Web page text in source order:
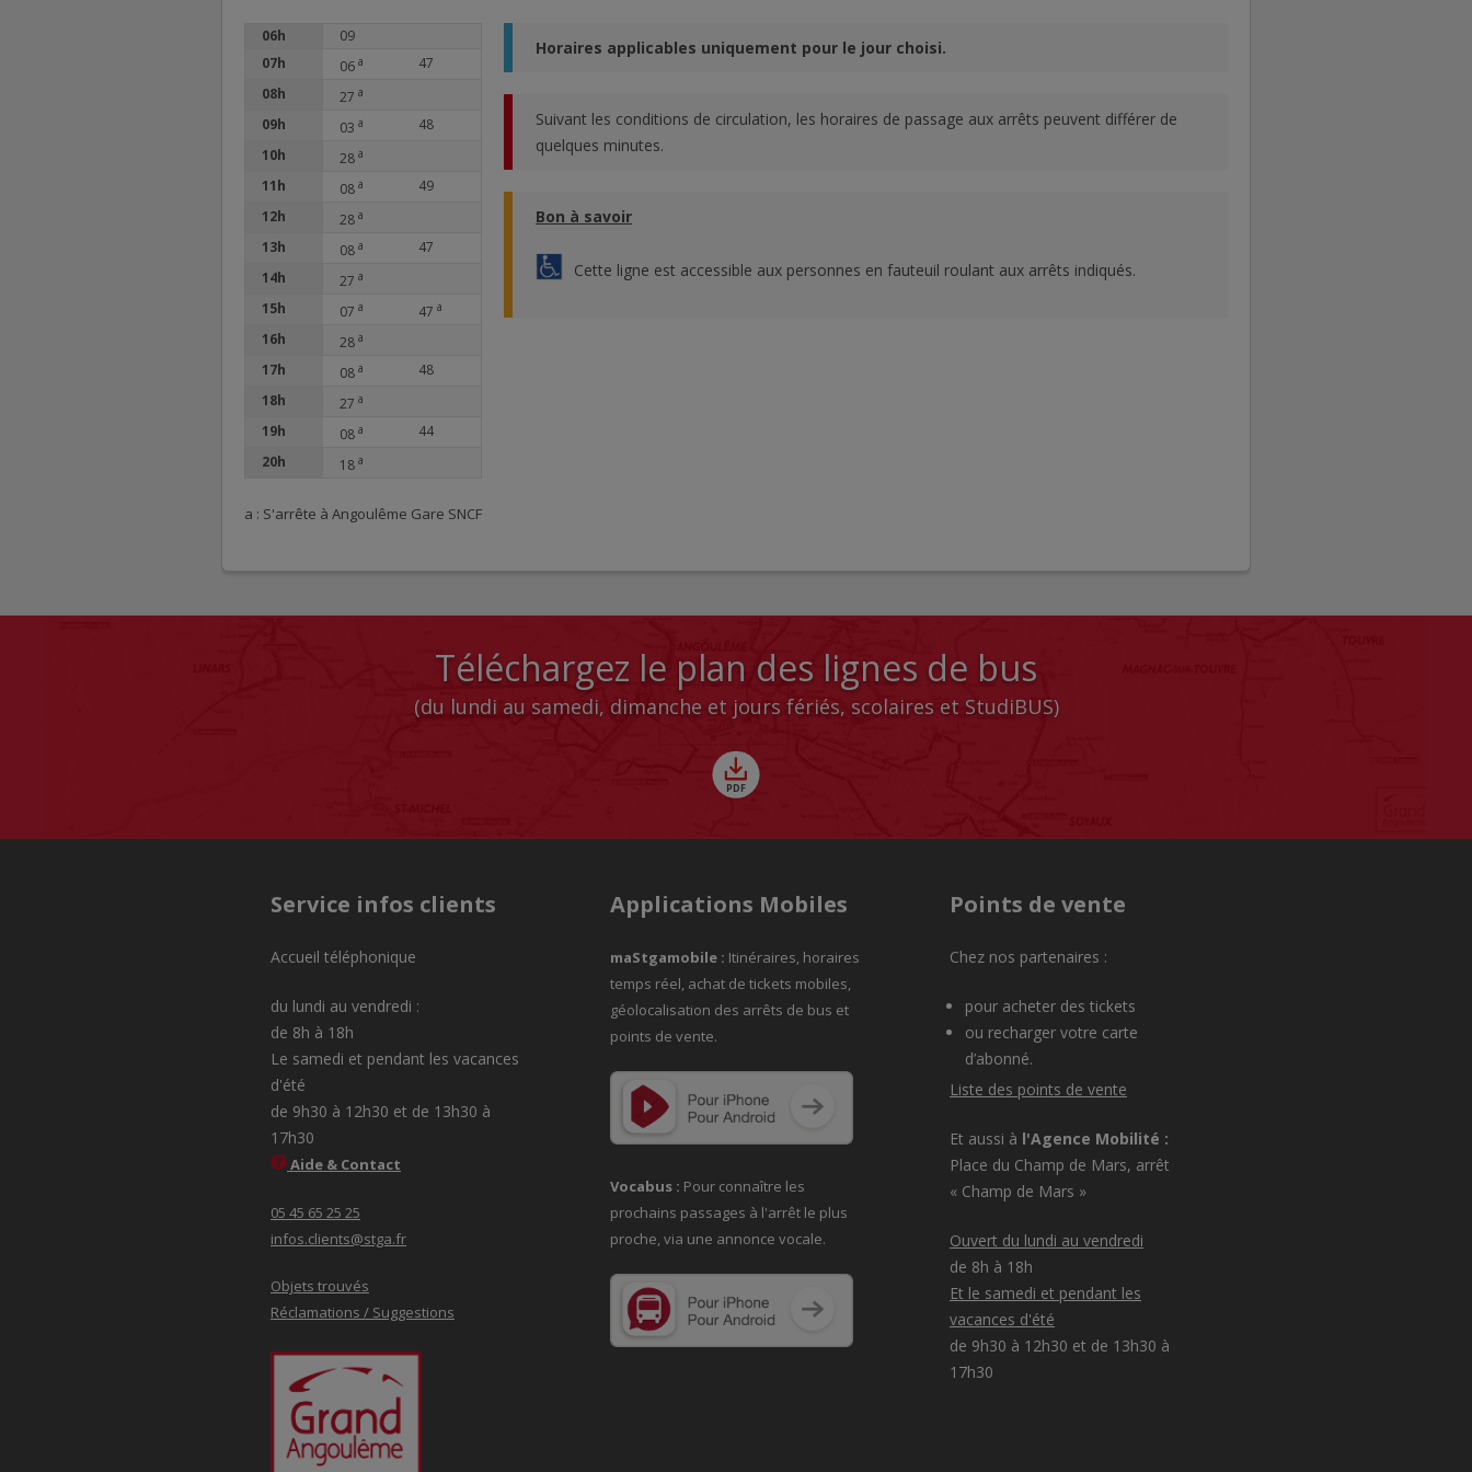
06h
09
07h
06 a
47
08h
27 a
09h 03 a
48
10h
28 a
11h 08 a
49
12h
28 a
13h 08 a
47
14h
27 a
15h 07 a 47 a
16h 28 a
17h 08 a
48
18h
27 a
19h 08 a
44
20h
18 a
a : S'arrête à Angoulême Gare SNCF
Horaires applicables uniquement pour le jour choisi.
Suivant les conditions de circulation, les horaires de passage aux arrêts peuvent différer de
quelques minutes.
Bon à savoir
Cette ligne est accessible aux personnes en fauteuil roulant aux arrêts indiqués.
Téléchargez le plan des lignes de bus
(du lundi au samedi, dimanche et jours fériés, scolaires et StudiBUS)
Service infos clients
Accueil téléphonique
du lundi au vendredi :
de 8h à 18h
Le samedi et pendant les vacances
d'été
de 9h30 à 12h30 et de 13h30 à
17h30
Aide & Contact
05 45 65 25 25
infos.clients@stga.fr
Objets trouvés
Réclamations / Suggestions
Applications Mobiles
maStgamobile : Itinéraires, horaires
temps réel, achat de tickets mobiles,
géolocalisation des arrêts de bus et
points de vente.
Vocabus : Pour connaître les
prochains passages à l'arrêt le plus
proche, via une annonce vocale.
Points de vente
Chez nos partenaires :
pour acheter des tickets
ou recharger votre carte
d’abonné.
Liste des points de vente
Et aussi à l'Agence Mobilité :
Place du Champ de Mars, arrêt
« Champ de Mars »
Ouvert du lundi au vendredi
de 8h à 18h
Et le samedi et pendant les
vacances d'été
de 9h30 à 12h30 et de 13h30 à
17h30